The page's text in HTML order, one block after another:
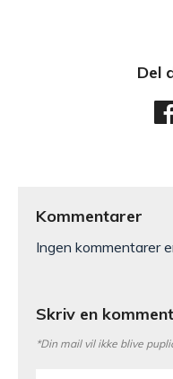
Del
Kommentarer
Ingen kommentarer
Skriv en
*Din mail vil ikke blive